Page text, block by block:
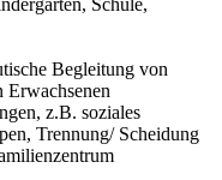
Schule,
Begleitung von
Erwachsenen
z.B. soziales
Trennung/ Scheidung